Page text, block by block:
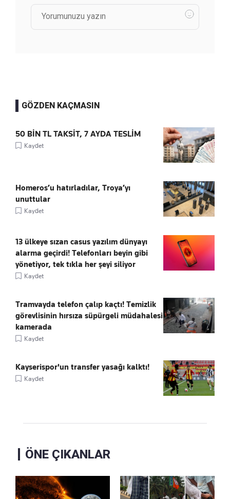
GÖZDEN KAÇMASIN
50 BİN TL TAKSİT, 7 AYDA TESLİM
Kaydet
Homeros’u hatırladılar, Troya’yı
unuttular
Kaydet
13 ülkeye sızan casus yazılım dünyayı
alarma geçirdi! Telefonları beyin gibi
yönetiyor, tek tıkla her şeyi siliyor
Kaydet
Tramvayda telefon çalıp kaçtı! Temizlik
görevlisinin hırsıza süpürgeli müdahalesi
kamerada
Kaydet
Kayserispor'un transfer yasağı kalktı!
Kaydet
ÖNE ÇIKANLAR